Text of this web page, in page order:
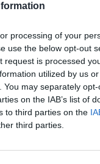
processing of your
use the below opt-out
request is processed
utilized by us
may separately
on the IAB’s list of
to third parties on the
third parties.
cómo disfrutar
de hoy nos
cotidianos.
cuáles son
de limpieza,
… Esto se debe a
se rigen